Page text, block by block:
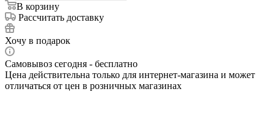
В корзину
Рассчитать доставку
Хочу в подарок
Самовывоз сегодня - бесплатно
Цена действительна только для интернет-магазина и может
отличаться от цен в розничных магазинах